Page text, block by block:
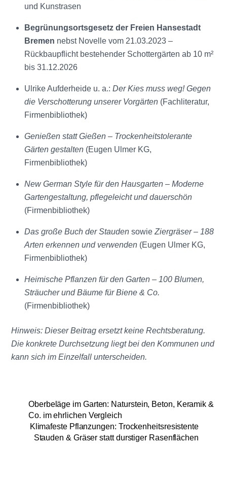
und Kunstrasen
Begrünungsortsgesetz der Freien Hansestadt
Bremen nebst Novelle vom 21.03.2023 –
Rückbaupflicht bestehender Schottergärten ab 10 m²
bis 31.12.2026
Ulrike Aufderheide u. a.: Der Kies muss weg! Gegen
die Verschotterung unserer Vorgärten (Fachliteratur,
Firmenbibliothek)
Genießen statt Gießen – Trockenheitstolerante
Gärten gestalten (Eugen Ulmer KG,
Firmenbibliothek)
New German Style für den Hausgarten – Moderne
Gartengestaltung, pflegeleicht und dauerschön
(Firmenbibliothek)
Das große Buch der Stauden sowieZiergräser – 188
Arten erkennen und verwenden (Eugen Ulmer KG,
Firmenbibliothek)
Heimische Pflanzen für den Garten – 100 Blumen,
Sträucher und Bäume für Biene & Co.
(Firmenbibliothek)
Hinweis: Dieser Beitrag ersetzt keine Rechtsberatung.
Die konkrete Durchsetzung liegt bei den Kommunen und
kann sich im Einzelfall unterscheiden.
Oberbeläge im Garten: Naturstein, Beton, Keramik &
Co. im ehrlichen Vergleich
Klimafeste Pflanzungen: Trockenheitsresistente
Stauden & Gräser statt durstiger Rasenflächen